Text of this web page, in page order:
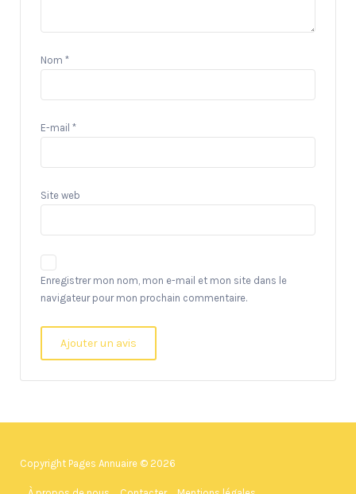
Nom *
E-mail *
Site web
Enregistrer mon nom, mon e-mail et mon site dans le
navigateur pour mon prochain commentaire.
Copyright Pages Annuaire © 2026